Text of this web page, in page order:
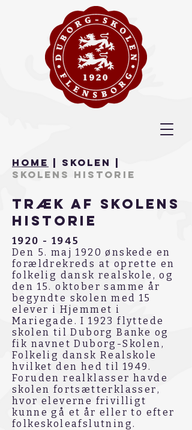
Home
| Skolen |
skolens Historie
Træk af skolens
historie
1920 - 1945
Den 5. maj 1920 ønskede en
forældrekreds at oprette en
folkelig dansk realskole, og
den 15. oktober samme år
begyndte skolen med 15
elever i Hjemmet i
Mariegade. I 1923 flyttede
skolen til Duborg Banke og
fik navnet Duborg-Skolen,
Folkelig dansk Realskole
hvilket den hed til 1949.
Foruden realklasser havde
skolen fortsætterklasser,
hvor eleverne frivilligt
kunne gå et år eller to efter
folkeskoleafslutning.